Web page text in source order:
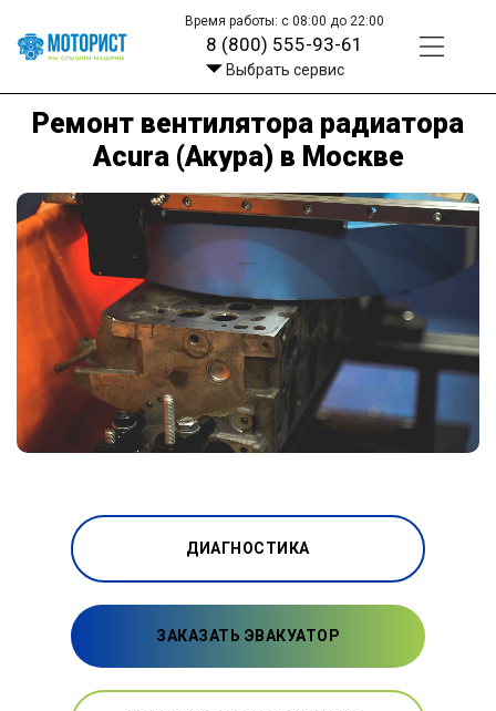
Время работы: с 08:00 до 22:00
8 (800) 555-93-61
Выбрать сервис
Ремонт вентилятора радиатора
Acura (Акура) в Москве
ДИАГНОСТИКА
ЗАКАЗАТЬ ЭВАКУАТОР